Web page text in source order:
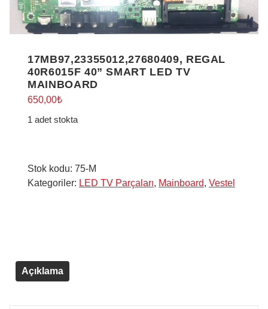
17MB97,23355012,27680409, REGAL
40R6015F 40” SMART LED TV
MAINBOARD
650,00₺
1 adet stokta
Stok kodu: 75-M
Kategoriler: LED TV Parçaları, Mainboard, Vestel
Açıklama